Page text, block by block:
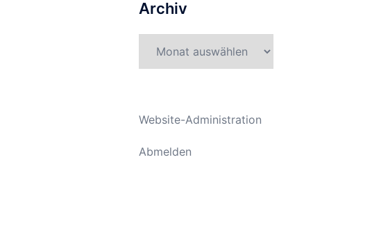
Archiv
Website-Administration
Abmelden